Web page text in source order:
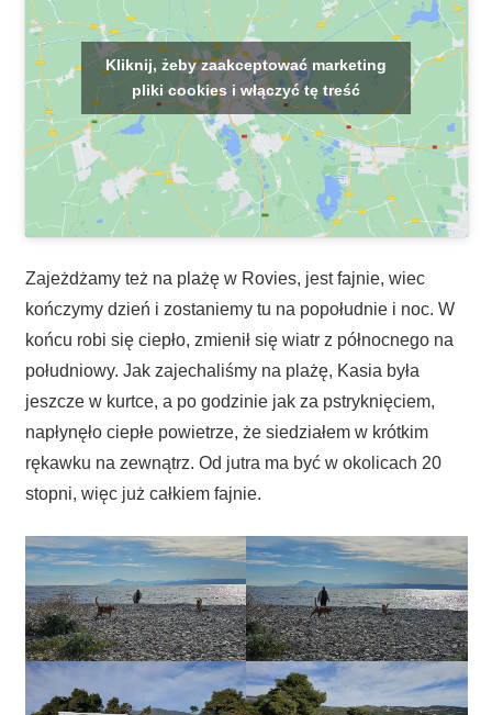
Kliknij, żeby zaakceptować marketing
pliki cookies i włączyć tę treść
Zajeżdżamy też na plażę w Rovies, jest fajnie, wiec
kończymy dzień i zostaniemy tu na popołudnie i noc. W
końcu robi się ciepło, zmienił się wiatr z północnego na
południowy. Jak zajechaliśmy na plażę, Kasia była
jeszcze w kurtce, a po godzinie jak za pstryknięciem,
napłynęło ciepłe powietrze, że siedziałem w krótkim
rękawku na zewnątrz. Od jutra ma być w okolicach 20
stopni, więc już całkiem fajnie.